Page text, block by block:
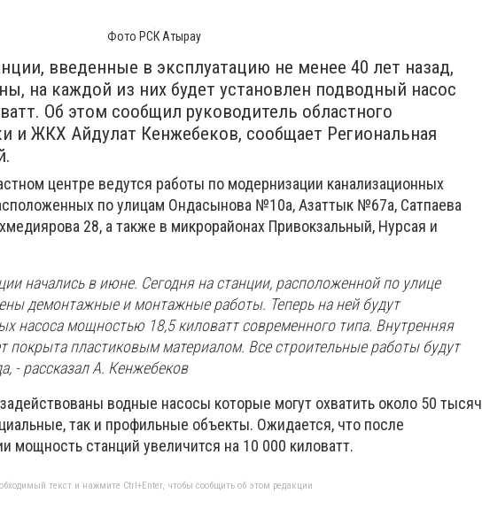
Фото РСК Атырау
введенные в эксплуатацию не менее 40 лет назад,
на каждой из них будет установлен подводный насос
Об этом сообщил руководитель областного
и ЖКХ Айдулат Кенжебеков, сообщает Региональная
центре ведутся работы по модернизации канализационных
по улицам Ондасынова №10а, Азаттык №67а, Сатпаева
28, а также в микрорайонах Привокзальный, Нурсая и
начались в июне. Сегодня на станции, расположенной по улице
демонтажные и монтажные работы. Теперь на ней будут
насоса мощностью 18,5 киловатт современного типа. Внутренняя
покрыта пластиковым материалом. Все строительные работы будут
- рассказал А. Кенжебеков
водные насосы которые могут охватить около 50 тысяч
так и профильные объекты. Ожидается, что после
мощность станций увеличится на 10 000 киловатт.
текст и нажмите Ctrl+Enter, чтобы сообщить об этом редакции